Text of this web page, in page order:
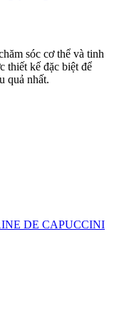
sóc cơ thể và tinh
thiết kế đặc biệt để
quả nhất.
DE CAPUCCINI